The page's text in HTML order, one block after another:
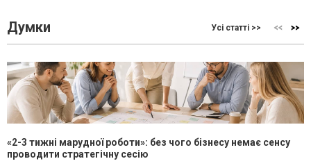
Думки Усі статті >>
«2-3 тижні марудної роботи»: без чого бізнесу немає сенсу
проводити стратегічну сесію